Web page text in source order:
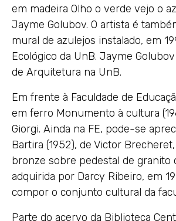
em madeira Olho o verde vejo o
Jayme Golubov. O artista é
mural de azulejos instalado, em
Ecológico da UnB. Jayme
de Arquitetura na UnB.
Em frente à Faculdade de
em ferro Monumento à cultura
Giorgi. Ainda na FE, pode-se
Bartira (1952), de Victor
bronze sobre pedestal de granito
adquirida por Darcy Ribeiro, em
compor o conjunto cultural da
Parte do acervo da Biblioteca